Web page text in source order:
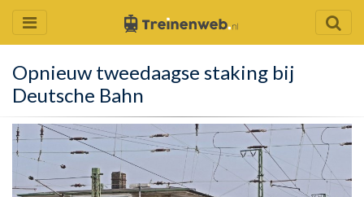
Opnieuw tweedaagse staking bij
Deutsche Bahn